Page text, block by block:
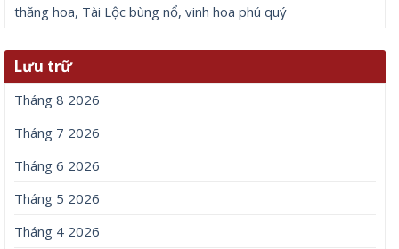
thăng hoa, Tài Lộc bùng nổ, vinh hoa phú quý
Lưu trữ
Tháng 8 2026
Tháng 7 2026
Tháng 6 2026
Tháng 5 2026
Tháng 4 2026